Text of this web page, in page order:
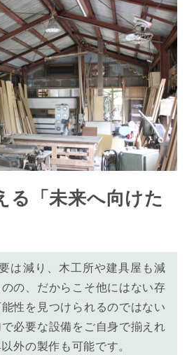
る「未来へ向けた
は減り、木工所や建具屋も減
の、だからこそ他にはない存
性を見つけられるのではない
必要な設備をご自身で揃えれ
外の製作も可能です。